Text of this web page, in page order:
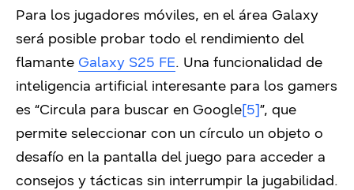
Para los jugadores móviles, en el área Galaxy
será posible probar todo el rendimiento del
flamante Galaxy S25 FE. Una funcionalidad de
inteligencia artificial interesante para los gamers
es “Circula para buscar en Google[5]”, que
permite seleccionar con un círculo un objeto o
desafío en la pantalla del juego para acceder a
consejos y tácticas sin interrumpir la jugabilidad.